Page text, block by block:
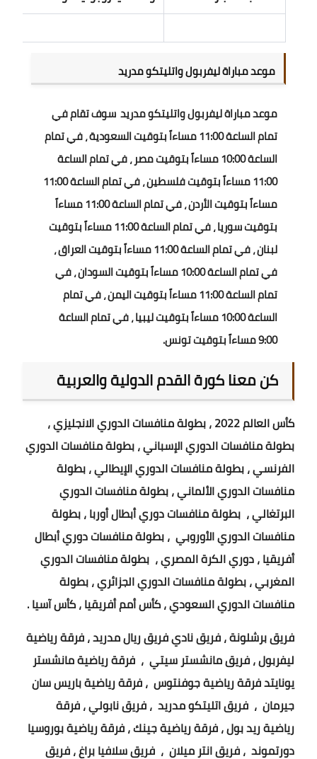
موعد مباراة ليفربول واتليتكو مدريد
موعد مباراة ليفربول واتليتكو مدريد سوف تقام في
تمام الساعة 11:00 مساءاً بتوقيت السعودية ، في تمام
الساعة 10:00 مساءاً بتوقيت مصر ، في تمام الساعة
11:00 مساءاً بتوقيت فلسطين ، في تمام الساعة 11:00
مساءاً بتوقيت الأردن ، في تمام الساعة 11:00 مساءاً
بتوقيت سوريا ، في تمام الساعة 11:00 مساءاً بتوقيت
لبنان ، في تمام الساعة 11:00 مساءاً بتوقيت العراق ،
في تمام الساعة 10:00 مساءاً بتوقيت السودان ، في
تمام الساعة 11:00 مساءاً بتوقيت اليمن ، في تمام
الساعة 10:00 مساءاً بتوقيت ليبيا ، في تمام الساعة
9:00 مساءاً بتوقيت تونس.
كن معنا كورة القدم الدولية والعربية
كأس العالم 2022 ، بطولة منافسات الدوري الانجليزي ،
بطولة منافسات الدوري الإسباني ، بطولة منافسات الدوري
الفرنسي ، بطولة منافسات الدوري الإيطالي ، بطولة
منافسات الدوري الألماني ، بطولة منافسات الدوري
البرتغالي ، بطولة منافسات دوري أبطال أوربا ، بطولة
منافسات الدوري الأوروبي ، بطولة منافسات دوري أبطال
أفريقيا ، دوري الكرة المصري ، بطولة منافسات الدوري
المغربي ، بطولة منافسات الدوري الجزائري ، بطولة
منافسات الدوري السعودي ، كأس أمم أفريقيا ، كأس آسيا .
فريق برشلونة ، فريق نادي فريق ريال مدريد ، فرقة رياضية
ليفربول ، فريق مانشستر سيتي ، فرقة رياضية مانشستر
يونايتد فرقة رياضية جوفنتوس ، فرقة رياضية باريس سان
جيرمان ، فريق اتليتكو مدريد ، فريق نابولي ، فرقة
رياضية ريد بول ، فرقة رياضية جينك ، فرقة رياضية بوروسيا
دورتموند ، فريق انتر ميلان ، فريق سلافيا براغ ، فريق